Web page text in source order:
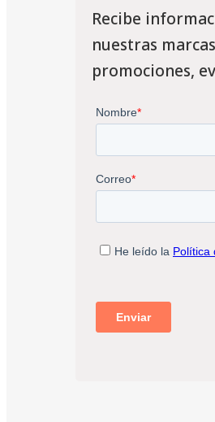
Recibe
nuestras
promociones,